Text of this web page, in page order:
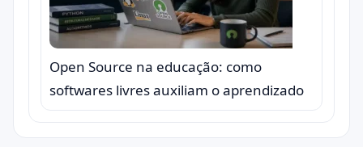
Open Source na educação: como
softwares livres auxiliam o aprendizado